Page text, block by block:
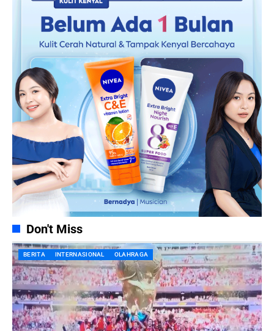
Don't Miss
BERITA INTERNASIONAL OLAHRAGA